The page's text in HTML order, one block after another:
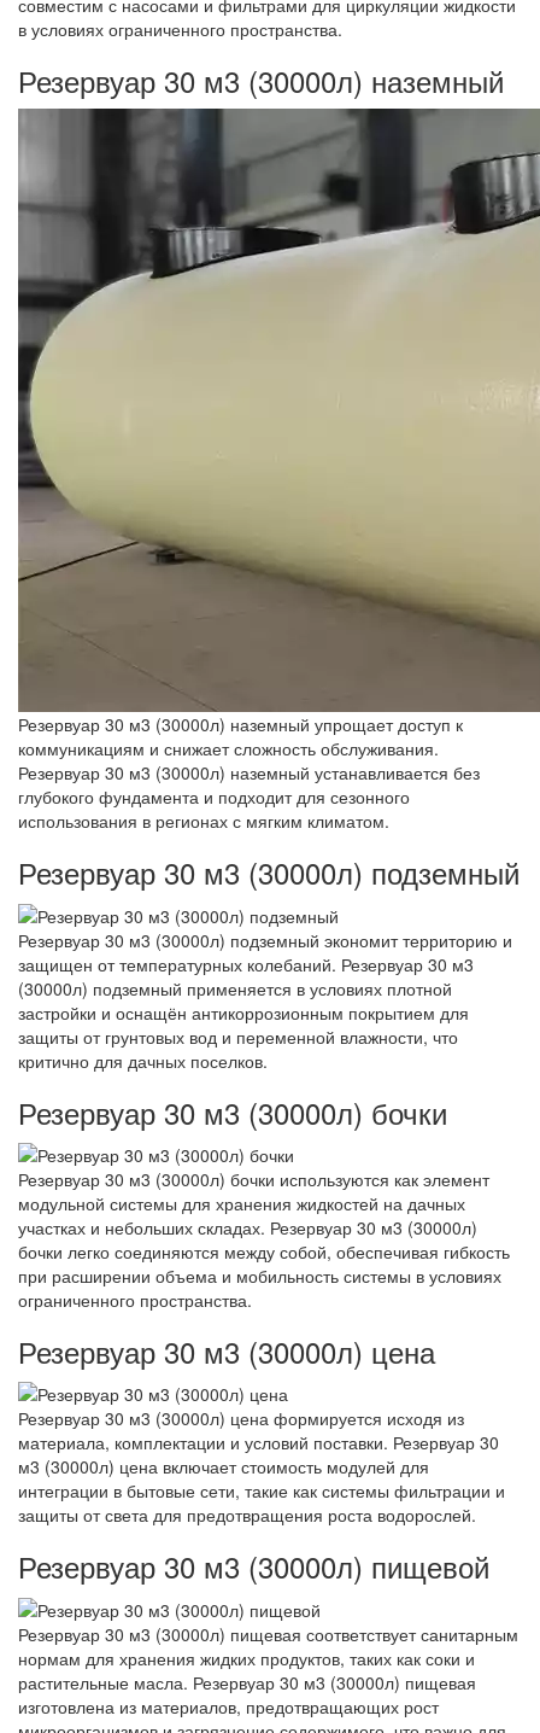
совместим с насосами и фильтрами для циркуляции жидкости
в условиях ограниченного пространства.
Резервуар 30 м3 (30000л) наземный
Резервуар 30 м3 (30000л) наземный упрощает доступ к
коммуникациям и снижает сложность обслуживания.
Резервуар 30 м3 (30000л) наземный устанавливается без
глубокого фундамента и подходит для сезонного
использования в регионах с мягким климатом.
Резервуар 30 м3 (30000л) подземный
Резервуар 30 м3 (30000л) подземный экономит территорию и
защищен от температурных колебаний. Резервуар 30 м3
(30000л) подземный применяется в условиях плотной
застройки и оснащён антикоррозионным покрытием для
защиты от грунтовых вод и переменной влажности, что
критично для дачных поселков.
Резервуар 30 м3 (30000л) бочки
Резервуар 30 м3 (30000л) бочки используются как элемент
модульной системы для хранения жидкостей на дачных
участках и небольших складах. Резервуар 30 м3 (30000л)
бочки легко соединяются между собой, обеспечивая гибкость
при расширении объема и мобильность системы в условиях
ограниченного пространства.
Резервуар 30 м3 (30000л) цена
Резервуар 30 м3 (30000л) цена формируется исходя из
материала, комплектации и условий поставки. Резервуар 30
м3 (30000л) цена включает стоимость модулей для
интеграции в бытовые сети, такие как системы фильтрации и
защиты от света для предотвращения роста водорослей.
Резервуар 30 м3 (30000л) пищевой
Резервуар 30 м3 (30000л) пищевая соответствует санитарным
нормам для хранения жидких продуктов, таких как соки и
растительные масла. Резервуар 30 м3 (30000л) пищевая
изготовлена из материалов, предотвращающих рост